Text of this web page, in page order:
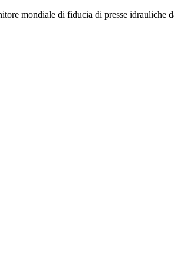
mondiale di fiducia di presse idrauliche